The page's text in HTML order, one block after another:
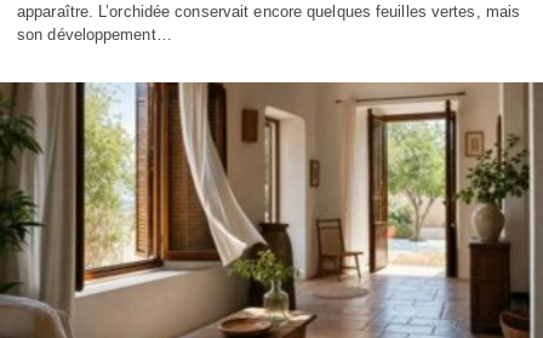
apparaître. L’orchidée conservait encore quelques feuilles vertes, mais
son développement…